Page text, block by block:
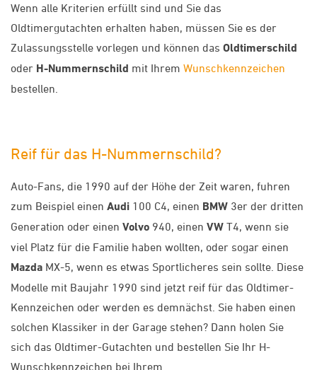
Wenn alle Kriterien erfüllt sind und Sie das
Oldtimergutachten erhalten haben, müssen Sie es der
Zulassungsstelle vorlegen und können das Oldtimerschild
oder H-Nummernschild mit Ihrem Wunschkennzeichen
bestellen.
Reif für das H-Nummernschild?
Auto-Fans, die 1990 auf der Höhe der Zeit waren, fuhren
zum Beispiel einen Audi 100 C4, einen BMW 3er der dritten
Generation oder einen Volvo 940, einen VW T4, wenn sie
viel Platz für die Familie haben wollten, oder sogar einen
Mazda MX-5, wenn es etwas Sportlicheres sein sollte. Diese
Modelle mit Baujahr 1990 sind jetzt reif für das Oldtimer-
Kennzeichen oder werden es demnächst. Sie haben einen
solchen Klassiker in der Garage stehen? Dann holen Sie
sich das Oldtimer-Gutachten und bestellen Sie Ihr H-
Wunschkennzeichen bei Ihrem